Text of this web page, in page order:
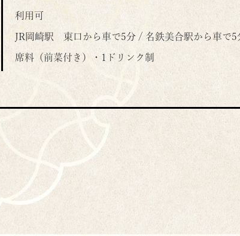
利用可
JR岡崎駅 東口から車で5分 / 名鉄美合駅から車で5
席料（前菜付き）・1ドリンク制